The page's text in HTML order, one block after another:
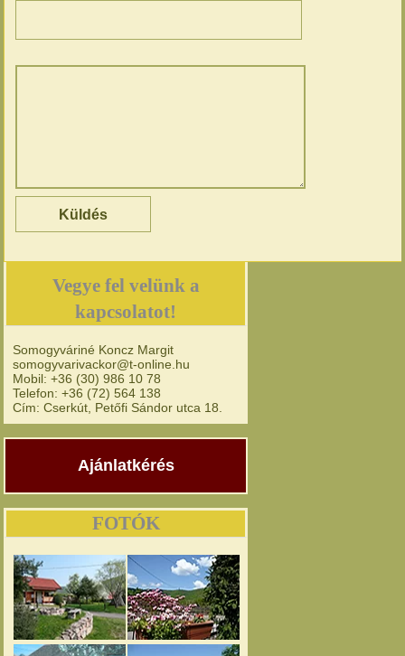
Vegye fel velünk a
kapcsolatot!
Somogyváriné Koncz Margit
somogyvarivackor@t-online.hu
Mobil: +36 (30) 986 10 78
Telefon: +36 (72) 564 138
Cím: Cserkút, Petőfi Sándor utca 18.
Ajánlatkérés
FOTÓK